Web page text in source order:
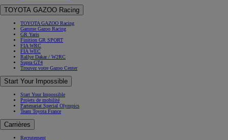
TOYOTA GAZOO Racing
TOYOTA GAZOO Racing
Gamme Gazoo Racing
GR Yaris
Finition GR SPORT
FIA WRC
FIA WEC
Rallye Dakar / W2RC
Supra GT4
Trouvez votre Gazoo Center
Start Your Impossible
Start Your Impossible
Projets de mobilité
Partenariat Special Olympics
Team Toyota France
Carrières
Recrutement